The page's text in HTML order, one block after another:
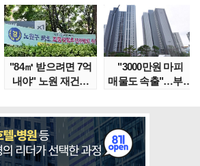
"84㎡ 받으려면 7억
내야" 노원 재건축
"3000만원 마피
매물도 속출"…부산